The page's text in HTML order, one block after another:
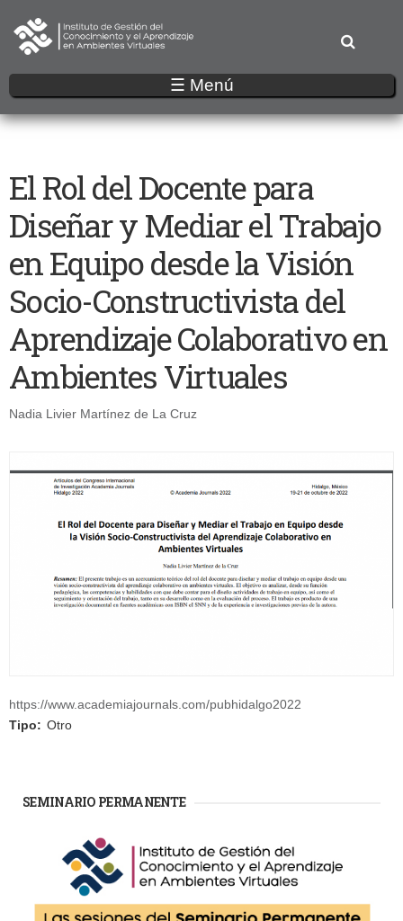
al
contenido
principal
☰ Menú
El Rol del Docente para
Diseñar y Mediar el Trabajo
en Equipo desde la Visión
Socio-Constructivista del
Aprendizaje Colaborativo en
Ambientes Virtuales
Nadia Livier Martínez de La Cruz
https://www.academiajournals.com/pubhidalgo2022
Tipo: Otro
SEMINARIO PERMANENTE